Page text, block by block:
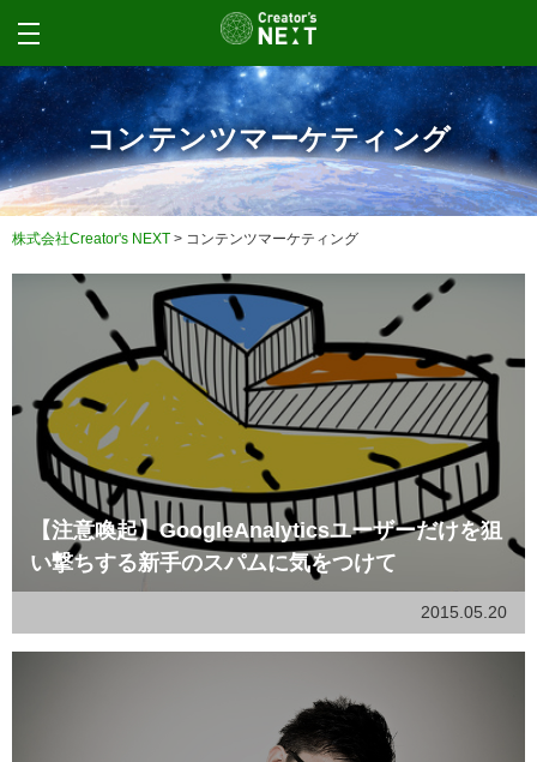
コンテンツマーケティング
株式会社Creator's NEXT > コンテンツマーケティング
【注意喚起】GoogleAnalyticsユーザーだけを狙
い撃ちする新手のスパムに気をつけて
2015.05.20